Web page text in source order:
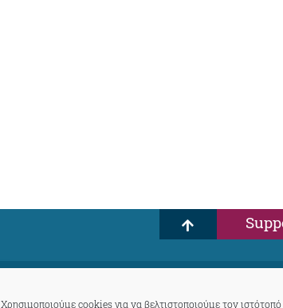
Χρησιμοποιούμε cookies για να βελτιστοποιούμε τον ιστότοπό